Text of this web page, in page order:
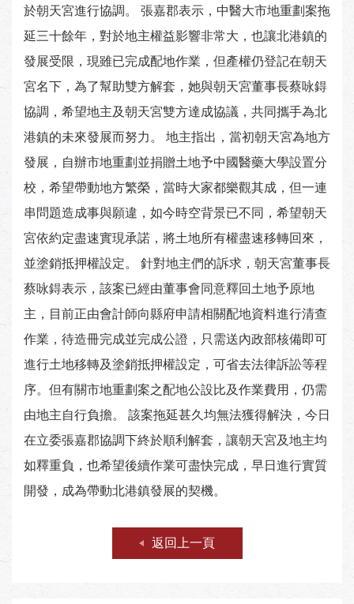
於朝天宮進行協調。 張嘉郡表示，中醫大市地重劃案拖
延三十餘年，對於地主權益影響非常大，也讓北港鎮的
發展受限，現雖已完成配地作業，但產權仍登記在朝天
宮名下，為了幫助雙方解套，她與朝天宮董事長蔡咏鍀
協調，希望地主及朝天宮雙方達成協議，共同攜手為北
港鎮的未來發展而努力。 地主指出，當初朝天宮為地方
發展，自辦市地重劃並捐贈土地予中國醫藥大學設置分
校，希望帶動地方繁榮，當時大家都樂觀其成，但一連
串問題造成事與願違，如今時空背景已不同，希望朝天
宮依約定盡速實現承諾，將土地所有權盡速移轉回來，
並塗銷抵押權設定。 針對地主們的訴求，朝天宮董事長
蔡咏鍀表示，該案已經由董事會同意釋回土地予原地
主，目前正由會計師向縣府申請相關配地資料進行清查
作業，待造冊完成並完成公證，只需送內政部核備即可
進行土地移轉及塗銷抵押權設定，可省去法律訴訟等程
序。但有關市地重劃案之配地公設比及作業費用，仍需
由地主自行負擔。 該案拖延甚久均無法獲得解決，今日
在立委張嘉郡協調下終於順利解套，讓朝天宮及地主均
如釋重負，也希望後續作業可盡快完成，早日進行實質
開發，成為帶動北港鎮發展的契機。
返回上一頁